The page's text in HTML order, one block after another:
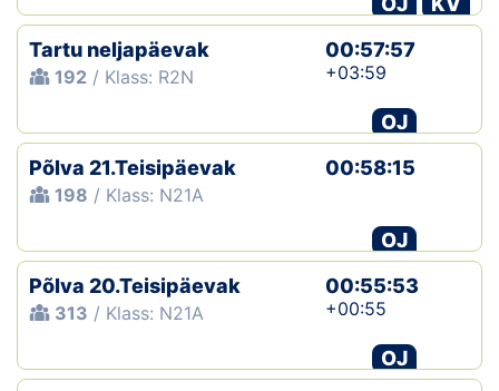
Tartu neljapäevak
192 / Klass: R2N
00:57:57
+03:59
OJ
Põlva 21.Teisipäevak
198 / Klass: N21A
00:58:15
OJ
Põlva 20.Teisipäevak
313 / Klass: N21A
00:55:53
+00:55
OJ